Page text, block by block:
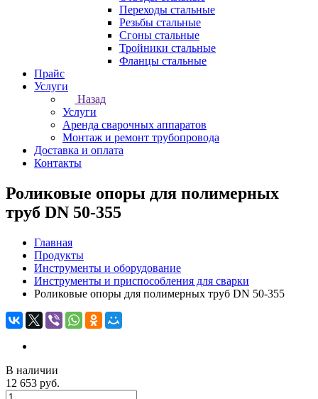
Переходы стальные
Резьбы стальные
Сгоны стальные
Тройники стальные
Фланцы стальные
Прайс
Услуги
Назад
Услуги
Аренда сварочных аппаратов
Монтаж и ремонт трубопровода
Доставка и оплата
Контакты
Роликовые опоры для полимерных
труб DN 50-355
Главная
Продукты
Инструменты и оборудование
Инструменты и приспособления для сварки
Роликовые опоры для полимерных труб DN 50-355
В наличии
12 653 руб.